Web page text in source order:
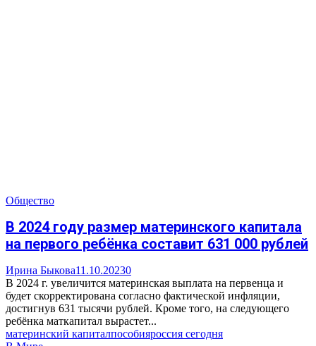
Общество
В 2024 году размер материнского капитала
на первого ребёнка составит 631 000 рублей
Ирина Быкова11.10.20230
В 2024 г. увеличится материнская выплата на первенца и
будет скорректирована согласно фактической инфляции,
достигнув 631 тысячи рублей. Кроме того, на следующего
ребёнка маткапитал вырастет...
материнский капиталпособияроссия сегодня